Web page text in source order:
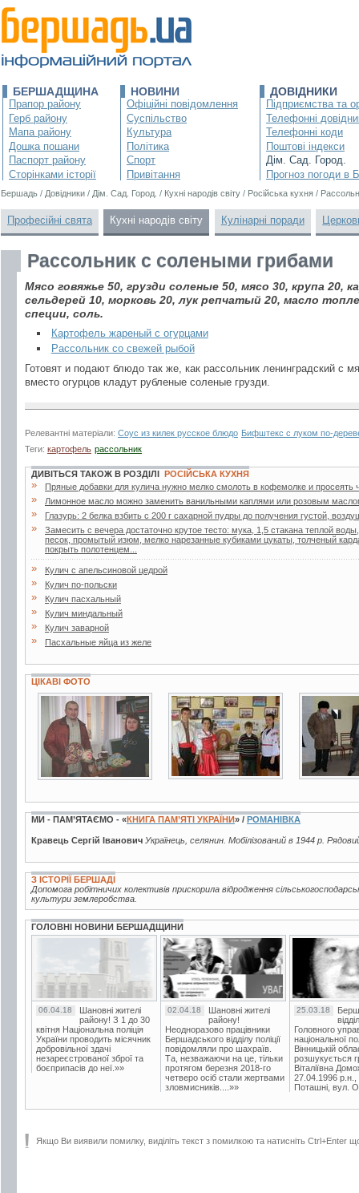
БЕРШАДЩИНА
Прапор району
Герб району
Мапа району
Дошка пошани
Паспорт району
Сторінками історії
НОВИНИ
Офіційні повідомлення
Суспільство
Культура
Політика
Спорт
Привітання
ДОВІДНИКИ
Підприємства та
Телефонні
Телефонні коди
Поштові індекси
Дім. Сад. Город.
Прогноз погоди в
Бершадь / Довідники / Дім. Сад. Город. / Кухні народів світу / Російська кухня /
Професійні свята Кухні народів світу Кулінарні поради
Рассольник с солеными грибами
Мясо говяжье 50, грузди соленые 50, мясо 30, крупа 20,
сельдерей 10, морковь 20, лук репчатый 20, масло
специи, соль.
Картофель жареный с огурцами
Рассольник со свежей рыбой
Готовят и подают блюдо так же, как рассольник ленинградский с
вместо огурцов кладут рубленые соленые грузди.
Релевантні матеріали: Соус из килек русское блюдо Бифштекс с луком по-
Теги: картофель рассольник
ДИВІТЬСЯ ТАКОЖ В РОЗДІЛІ РОСІЙСЬКА КУХНЯ
» Пряные добавки для кулича нужно мелко смолоть в кофемолке и просеять
» Лимонное масло можно заменить ванильными каплями или розовым
» Глазурь: 2 белка взбить с 200 г сахарной пудры до получения густой,
»
Замесить с вечера достаточно крутое тесто: мука, 1,5 стакана теплой
песок, промытый изюм, мелко нарезанные кубиками цукаты, толченый
покрыть полотенцем...
» Кулич с апельсиновой цедрой
» Кулич по-польски
» Кулич пасхальный
» Кулич миндальный
» Кулич заварной
» Пасхальные яйца из желе
ЦІКАВІ ФОТО
3 фото 5 фото 2 фото
МИ - ПАМ’ЯТАЄМО - «КНИГА ПАМ’ЯТІ УКРАЇНИ» / РОМАНІВКА
Кравець Сергій Іванович Українець, селянин. Мобілізований в 1944 р.
З ІСТОРІЇ БЕРШАДІ
Допомога робітничих колективів прискорила відродження
культури землеробства.
ГОЛОВНІ НОВИНИ БЕРШАДЩИНИ
06.04.18
Шановні жителі
району! З 1 до 30
квітня Національна поліція
України проводить місячник
добровільної здачі
незареєстрованої зброї та
боєприпасів до неї.»»
02.04.18
Шановні жителі
району!
Неодноразово працівники
Бершадського відділу поліції
повідомляли про шахраїв.
Та, незважаючи на це, тільки
протягом березня 2018-го
четверо осіб стали жертвами
зловмисників....»»
25.03.18
Головного
національної
Вінницькій
розшукується
Віталіївна
27.04.1996 р.н.,
Поташні, вул.
Якщо Ви виявили помилку, виділіть текст з помилкою та натисніть Ctrl+Enter